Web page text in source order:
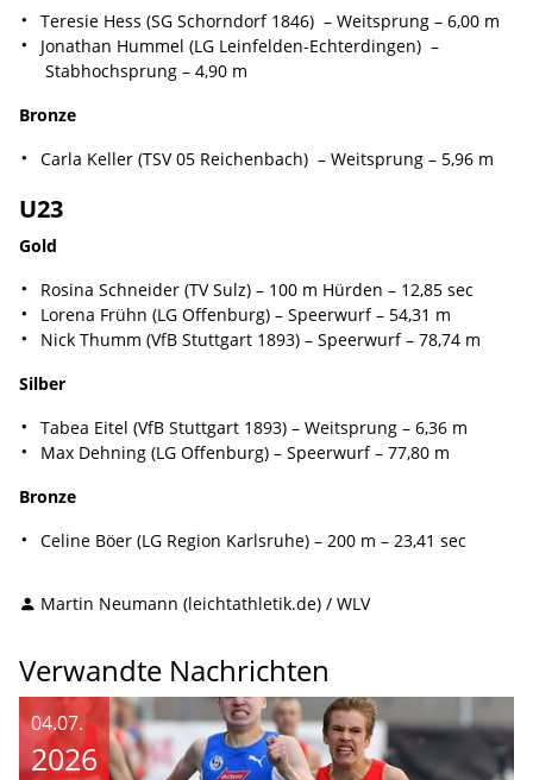
Teresie Hess (SG Schorndorf 1846) – Weitsprung – 6,00 m
Jonathan Hummel (LG Leinfelden-Echterdingen) –
Stabhochsprung – 4,90 m
Bronze
Carla Keller (TSV 05 Reichenbach) – Weitsprung – 5,96 m
U23
Gold
Rosina Schneider (TV Sulz) – 100 m Hürden – 12,85 sec
Lorena Frühn (LG Offenburg) – Speerwurf – 54,31 m
Nick Thumm (VfB Stuttgart 1893) – Speerwurf – 78,74 m
Silber
Tabea Eitel (VfB Stuttgart 1893) – Weitsprung – 6,36 m
Max Dehning (LG Offenburg) – Speerwurf – 77,80 m
Bronze
Celine Böer (LG Region Karlsruhe) – 200 m – 23,41 sec
Martin Neumann (leichtathletik.de) / WLV
Verwandte Nachrichten
04.07.
2026